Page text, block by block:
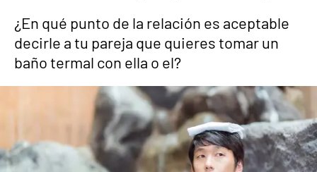
¿En qué punto de la relación es aceptable
decirle a tu pareja que quieres tomar un
baño termal con ella o el?